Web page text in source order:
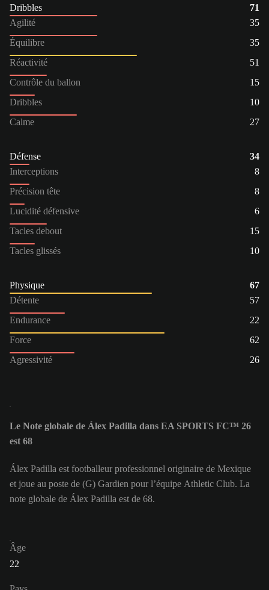
Dribbles
71
Agilité
35
Équilibre
35
Réactivité
51
Contrôle du ballon
15
Dribbles
10
Calme
27
Défense
34
Interceptions
8
Précision tête
8
Lucidité défensive
6
Tacles debout
15
Tacles glissés
10
Physique
67
Détente
57
Endurance
22
Force
62
Agressivité
26
Le Note globale de Álex Padilla dans EA SPORTS FC™ 26
est 68
Álex Padilla est footballeur professionnel originaire de Mexique
et joue au poste de (G) Gardien pour l’équipe Athletic Club. La
note globale de Álex Padilla est de 68.
Âge
22